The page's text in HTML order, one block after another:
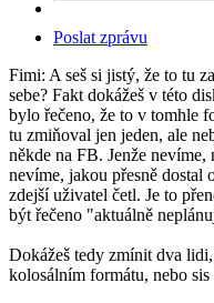
Poslat zprávu
Fimi: A seš si jistý, že to tu
sebe? Fakt dokážeš v této
bylo řečeno, že to v tomhle
tu zmiňoval jen jeden, ale
někde na FB. Jenže
nevíme, jakou přesně dostal
zdejší uživatel četl. Je to
být řečeno "aktuálně
Dokážeš tedy zmínit dva
kolosálním formátu, nebo